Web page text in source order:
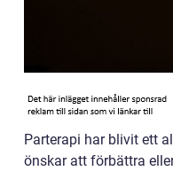
Parterapi har blivit ett
önskar att förbättra